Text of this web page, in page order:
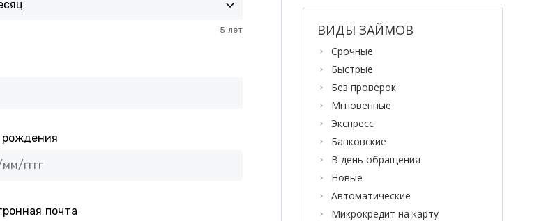
ВИДЫ ЗАЙМОВ
Срочные
Быстрые
Без проверок
Мгновенные
Экспресс
Банковские
В день обращения
Новые
Автоматические
Микрокредит на карту